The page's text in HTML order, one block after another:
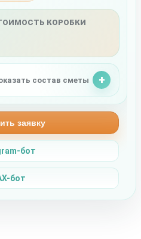
КОРОБКИ
состав сметы
заявку
бот
бот